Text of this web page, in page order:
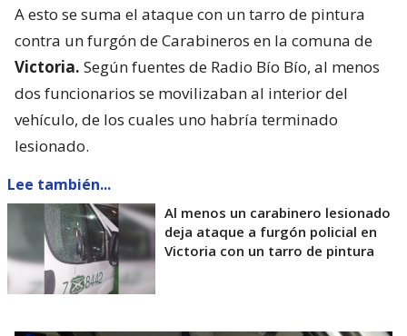
A esto se suma el ataque con un tarro de pintura
contra un furgón de Carabineros en la comuna de
Victoria. Según fuentes de Radio Bío Bío, al menos
dos funcionarios se movilizaban al interior del
vehículo, de los cuales uno habría terminado
lesionado.
Lee también...
Al menos un carabinero lesionado
deja ataque a furgón policial en
Victoria con un tarro de pintura